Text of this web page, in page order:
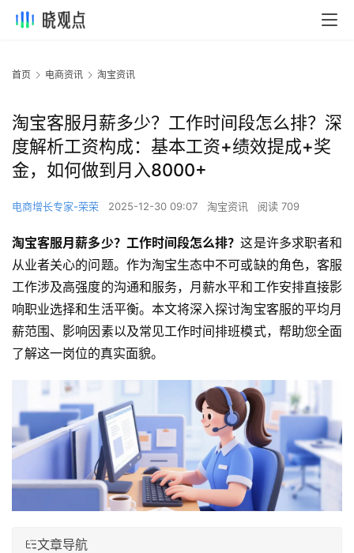
首页 电商资讯 淘宝资讯
淘宝客服月薪多少？工作时间段怎么排？深
度解析工资构成：基本工资+绩效提成+奖
金，如何做到月入8000+
电商增长专家-荣荣 2025-12-30 09:07 淘宝资讯 阅读 709
淘宝客服月薪多少？工作时间段怎么排？这是许多求职者和
从业者关心的问题。作为淘宝生态中不可或缺的角色，客服
工作涉及高强度的沟通和服务，月薪水平和工作安排直接影
响职业选择和生活平衡。本文将深入探讨淘宝客服的平均月
薪范围、影响因素以及常见工作时间排班模式，帮助您全面
了解这一岗位的真实面貌。
文章导航